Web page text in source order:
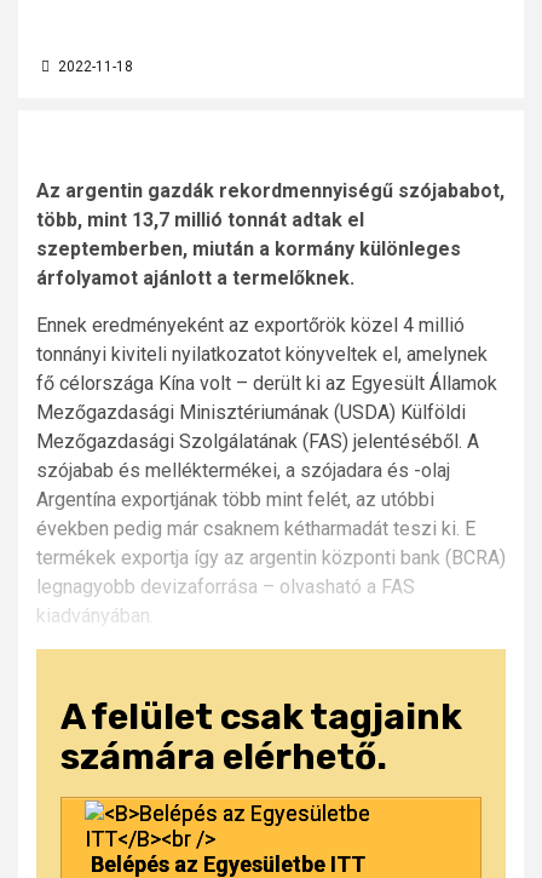
2022-11-18
Az argentin gazdák rekordmennyiségű szójababot,
több, mint 13,7 millió tonnát adtak el
szeptemberben, miután a kormány különleges
árfolyamot ajánlott a termelőknek.
Ennek eredményeként az exportőrök közel 4 millió
tonnányi kiviteli nyilatkozatot könyveltek el, amelynek
fő célországa Kína volt – derült ki az Egyesült Államok
Mezőgazdasági Minisztériumának (USDA) Külföldi
Mezőgazdasági Szolgálatának (FAS) jelentéséből. A
szójabab és melléktermékei, a szójadara és -olaj
Argentína exportjának több mint felét, az utóbbi
években pedig már csaknem kétharmadát teszi ki. E
termékek exportja így az argentin központi bank (BCRA)
legnagyobb devizaforrása – olvasható a FAS
kiadványában.
A felület csak tagjaink
számára elérhető.
Belépés az Egyesületbe ITT